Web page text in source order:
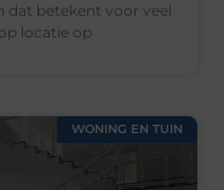
dat betekent voor veel
locatie op
WONING EN TUIN